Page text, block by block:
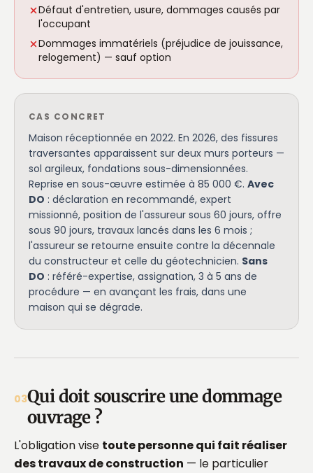
Défaut d'entretien, usure, dommages causés par
l'occupant
Dommages immatériels (préjudice de jouissance,
relogement) — sauf option
CAS CONCRET
Maison réceptionnée en 2022. En 2026, des fissures
traversantes apparaissent sur deux murs porteurs —
sol argileux, fondations sous-dimensionnées.
Reprise en sous-œuvre estimée à 85 000 €. Avec
DO : déclaration en recommandé, expert
missionné, position de l'assureur sous 60 jours, offre
sous 90 jours, travaux lancés dans les 6 mois ;
l'assureur se retourne ensuite contre la décennale
du constructeur et celle du géotechnicien. Sans
DO : référé-expertise, assignation, 3 à 5 ans de
procédure — en avançant les frais, dans une
maison qui se dégrade.
03Qui doit souscrire une dommage
ouvrage ?
L'obligation vise toute personne qui fait réaliser
des travaux de construction — le particulier